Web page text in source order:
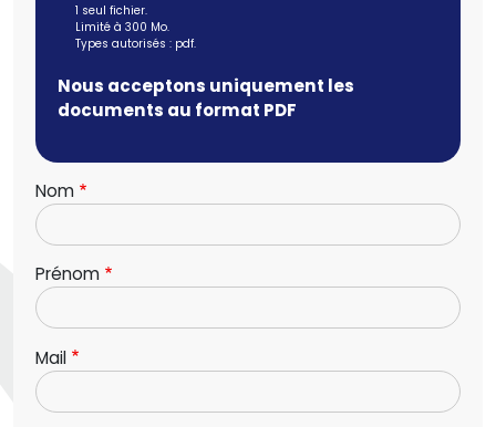
1 seul fichier.
Limité à 300 Mo.
Types autorisés : pdf.
Nous acceptons uniquement les
documents au format PDF
Nom
Prénom
Mail